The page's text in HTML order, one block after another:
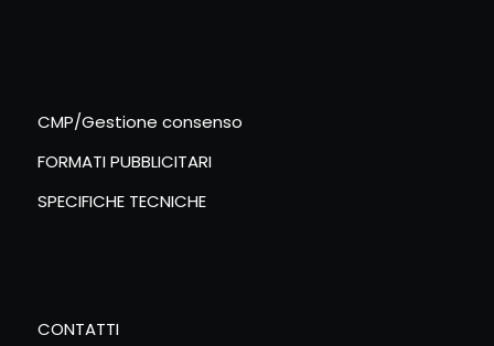
CMP/Gestione consenso
FORMATI PUBBLICITARI
SPECIFICHE TECNICHE
CONTATTI